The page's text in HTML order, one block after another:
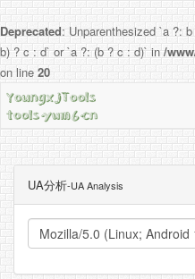
Deprecated: Unparenthesized `a ?:
b) ? c : d` or `a ?: (b ? c : d)` in /
on line 20
UA分析-UA Analysis